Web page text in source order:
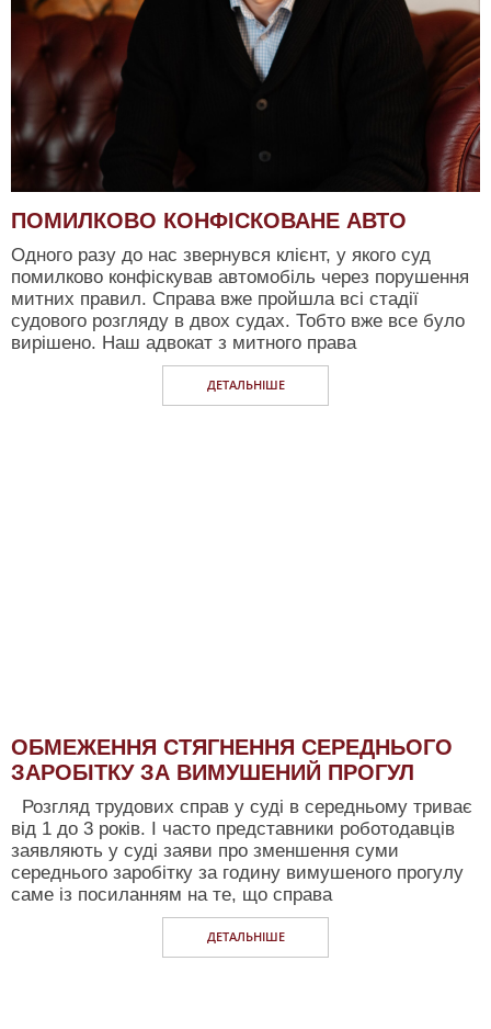
ПОМИЛКОВО КОНФІСКОВАНЕ АВТО
Одного разу до нас звернувся клієнт, у якого суд
помилково конфіскував автомобіль через порушення
митних правил. Справа вже пройшла всі стадії
судового розгляду в двох судах. Тобто вже все було
вирішено. Наш адвокат з митного права
ДЕТАЛЬНIШЕ
ОБМЕЖЕННЯ СТЯГНЕННЯ СЕРЕДНЬОГО
ЗАРОБІТКУ ЗА ВИМУШЕНИЙ ПРОГУЛ
Розгляд трудових справ у суді в середньому триває
від 1 до 3 років. І часто представники роботодавців
заявляють у суді заяви про зменшення суми
середнього заробітку за годину вимушеного прогулу
саме із посиланням на те, що справа
ДЕТАЛЬНIШЕ